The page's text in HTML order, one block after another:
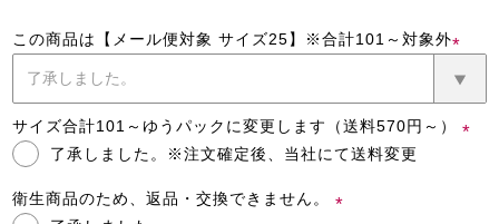
この商品は【メール便対象 サイズ25】※合計101～対象外
(必
須)
サイズ合計101～ゆうパックに変更します（送料570円～）
了承しました。※注文確定後、当社にて送料変更
衛生商品のため、返品・交換できません。